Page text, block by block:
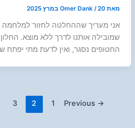
מאת Omer Dank/20 במרץ 2025
אני מעריך שההחלטה לחזור
שמובילה אותנו לדרך ללא מוצא.
החטופים נסגר, ואין לדעת מתי יפתח
→
1
2
3